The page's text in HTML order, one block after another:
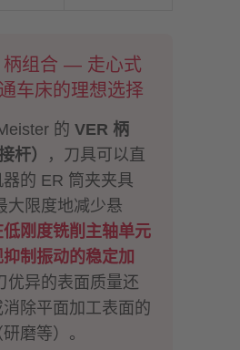
柄组合 — 走心式
车床的理想选择
的 VER 柄
杆）
，刀具可以直
的 ER 筒夹夹具
大限度地减少悬
低刚度铣削主轴单元
抑制振动的稳定加
优异的表面质量还
除平面加工表面的
磨等）。